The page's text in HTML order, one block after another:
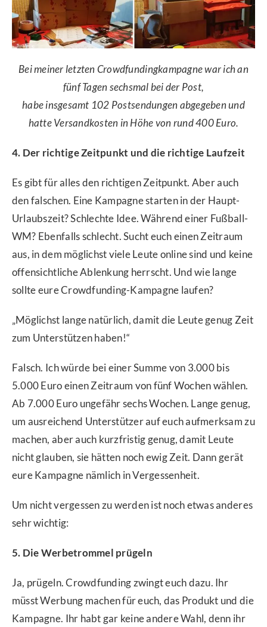
Bei meiner letzten Crowdfundingkampagne war ich an
fünf Tagen sechsmal bei der Post,
habe insgesamt 102 Postsendungen abgegeben und
hatte Versandkosten in Höhe von rund 400 Euro.
4. Der richtige Zeitpunkt und die richtige Laufzeit
Es gibt für alles den richtigen Zeitpunkt. Aber auch
den falschen. Eine Kampagne starten in der Haupt-
Urlaubszeit? Schlechte Idee. Während einer Fußball-
WM? Ebenfalls schlecht. Sucht euch einen Zeitraum
aus, in dem möglichst viele Leute online sind und keine
offensichtliche Ablenkung herrscht. Und wie lange
sollte eure Crowdfunding-Kampagne laufen?
„Möglichst lange natürlich, damit die Leute genug Zeit
zum Unterstützen haben!“
Falsch. Ich würde bei einer Summe von 3.000 bis
5.000 Euro einen Zeitraum von fünf Wochen wählen.
Ab 7.000 Euro ungefähr sechs Wochen. Lange genug,
um ausreichend Unterstützer auf euch aufmerksam zu
machen, aber auch kurzfristig genug, damit Leute
nicht glauben, sie hätten noch ewig Zeit. Dann gerät
eure Kampagne nämlich in Vergessenheit.
Um nicht vergessen zu werden ist noch etwas anderes
sehr wichtig:
5. Die Werbetrommel prügeln
Ja, prügeln. Crowdfunding zwingt euch dazu. Ihr
müsst Werbung machen für euch, das Produkt und die
Kampagne. Ihr habt gar keine andere Wahl, denn ihr